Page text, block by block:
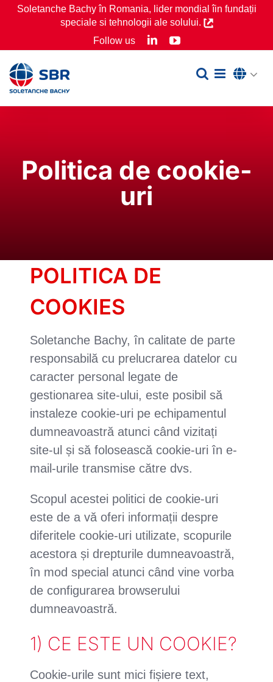
SkipSoletanche Bachy în Romania, lider mondial îin fundații
speciale si tehnologii ale solului.
Follow us
LinkedInYouTube
Politica de cookie-
uri
POLITICA DE
COOKIES
Soletanche Bachy, în calitate de parte
responsabilă cu prelucrarea datelor cu
caracter personal legate de
gestionarea site-ului, este posibil să
instaleze cookie-uri pe echipamentul
dumneavoastră atunci când vizitați
site-ul și să folosească cookie-uri în e-
mail-urile transmise către dvs.
Scopul acestei politici de cookie-uri
este de a vă oferi informații despre
diferitele cookie-uri utilizate, scopurile
acestora și drepturile dumneavoastră,
în mod special atunci când vine vorba
de configurarea browserului
dumneavoastră.
1) CE ESTE UN COOKIE?
Cookie-urile sunt mici fișiere text,